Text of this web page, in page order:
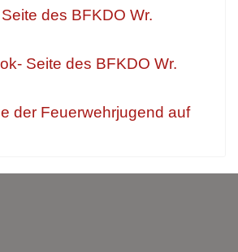
des BFKDO Wr.
Seite des BFKDO Wr.
der Feuerwehrjugend auf